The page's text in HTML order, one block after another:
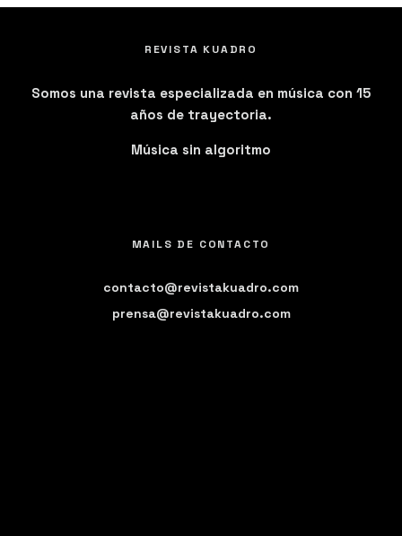
REVISTA KUADRO
Somos una revista especializada en música con 15
años de trayectoria.
Música sin algoritmo
MAILS DE CONTACTO
contacto@revistakuadro.com
prensa@revistakuadro.com